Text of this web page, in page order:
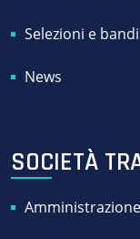
Selezioni e bandi
News
SOCIETÀ